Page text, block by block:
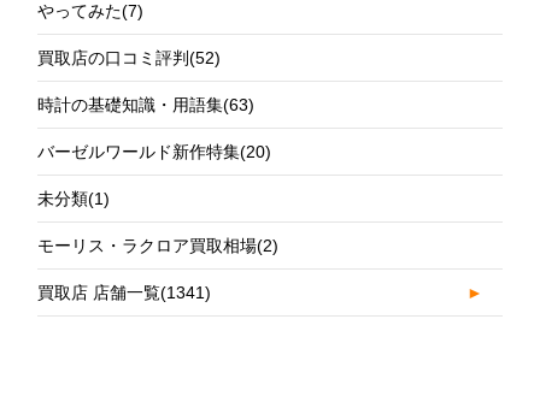
やってみた(7)
買取店の口コミ評判(52)
時計の基礎知識・用語集(63)
バーゼルワールド新作特集(20)
未分類(1)
モーリス・ラクロア買取相場(2)
買取店 店舗一覧(1341) ►